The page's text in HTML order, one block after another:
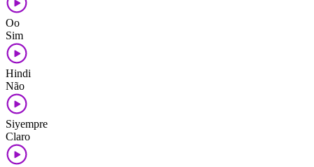
Oo
Sim
Hindi
Não
Siyempre
Claro